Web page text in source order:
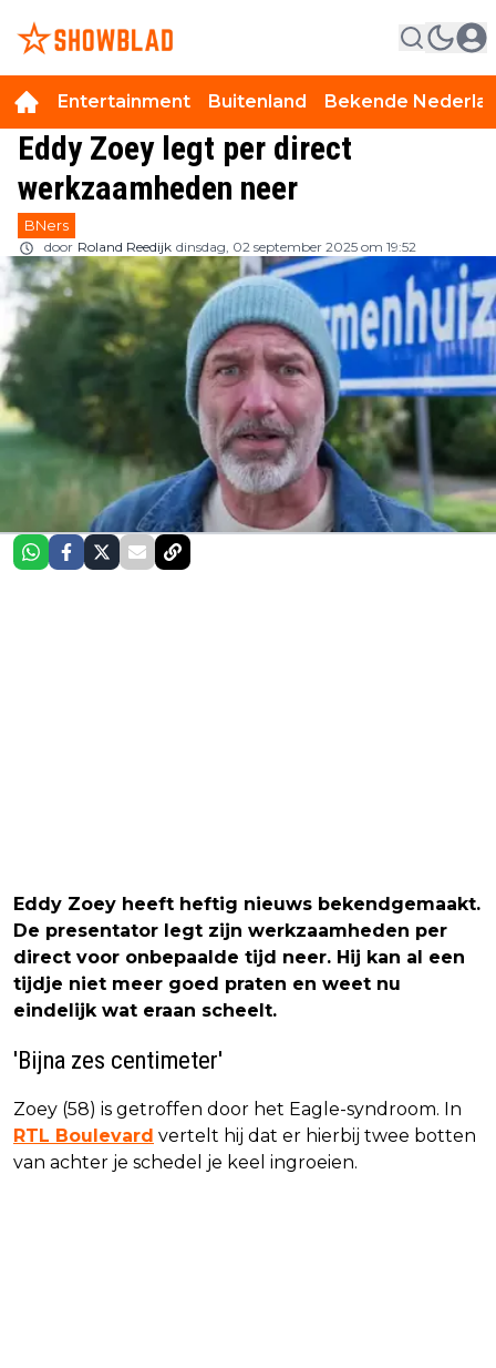
Entertainment Buitenland Bekende
Eddy Zoey legt per direct
werkzaamheden neer
BNers
door Roland Reedijk dinsdag, 02 september 2025 om 19:52
Eddy Zoey heeft heftig nieuws bekendgemaakt.
De presentator legt zijn werkzaamheden per
direct voor onbepaalde tijd neer. Hij kan al een
tijdje niet meer goed praten en weet nu
eindelijk wat eraan scheelt.
'Bijna zes centimeter'
Zoey (58) is getroffen door het Eagle-syndroom. In
RTL Boulevard vertelt hij dat er hierbij twee botten
van achter je schedel je keel ingroeien.